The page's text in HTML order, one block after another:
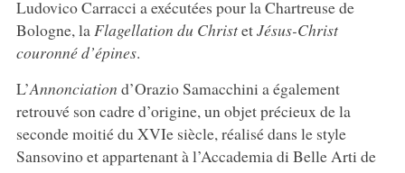
Ludovico Carracci a exécutées pour la Chartreuse de
Bologne, la Flagellation du ChristetJésus-Christ
couronné d’épines.
L’Annonciation d’Orazio Samacchini a également
retrouvé son cadre d’origine, un objet précieux de la
seconde moitié du XVIe siècle, réalisé dans le style
Sansovino et appartenant à l’Accademia di Belle Arti de